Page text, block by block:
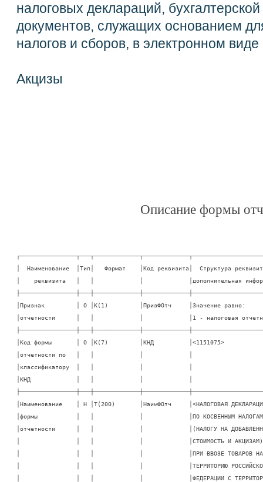
налоговых деклараций,
документов, служащих основанием
налогов и сборов, в электронном
Акцизы
Описание формы
│  Наименование  │Тип│   Формат    │Код реквизита│  Структура
│    реквизита   │   │             │             │дополнительная
│Признак         │ О │K(1)         │ПризФОтч     │Значение равно:
│отчетности      │   │             │             │1 - налоговая
│Код формы       │ О │K(7)         │КНД          │<1151075>
│отчетности по   │   │             │             │
│классификатору  │   │             │             │
│КНД             │   │             │             │
│Наименование    │ Н │T(200)       │НаимФОтч     │<НАЛОГОВАЯ
│формы           │   │             │             │ПО КОСВЕННЫМ
│отчетности      │   │             │             │(НАЛОГУ НА
│                │   │             │             │СТОИМОСТЬ И
│                │   │             │             │ПРИ ВВОЗЕ ТОВАРОВ
│                │   │             │             │ТЕРРИТОРИЮ
│                │   │             │             │ФЕДЕРАЦИИ С